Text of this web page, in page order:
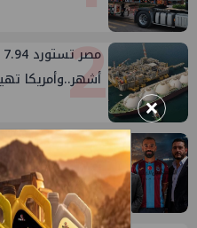
2
أشهر..وأمريكا
3
حديث الجمعة:
وعبدول
×